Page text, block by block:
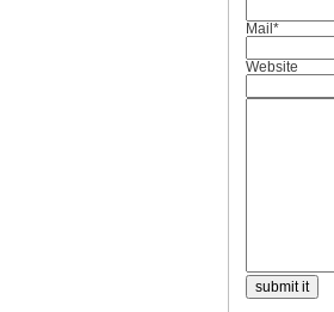
Mail*
Website